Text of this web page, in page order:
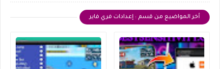
أخر المواضيع من قسم : إعدادات فري فاير